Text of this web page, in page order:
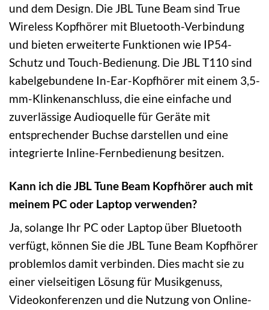
und dem Design. Die JBL Tune Beam sind True
Wireless Kopfhörer mit Bluetooth-Verbindung
und bieten erweiterte Funktionen wie IP54-
Schutz und Touch-Bedienung. Die JBL T110 sind
kabelgebundene In-Ear-Kopfhörer mit einem 3,5-
mm-Klinkenanschluss, die eine einfache und
zuverlässige Audioquelle für Geräte mit
entsprechender Buchse darstellen und eine
integrierte Inline-Fernbedienung besitzen.
Kann ich die JBL Tune Beam Kopfhörer auch mit
meinem PC oder Laptop verwenden?
Ja, solange Ihr PC oder Laptop über Bluetooth
verfügt, können Sie die JBL Tune Beam Kopfhörer
problemlos damit verbinden. Dies macht sie zu
einer vielseitigen Lösung für Musikgenuss,
Videokonferenzen und die Nutzung von Online-